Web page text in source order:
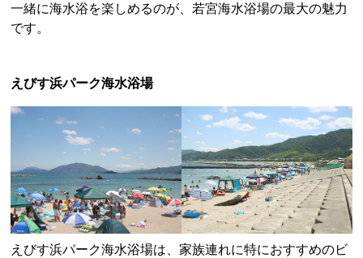
一緒に海水浴を楽しめるのが、若宮海水浴場の最大の魅力
です。
えびす浜パーク海水浴場
えびす浜パーク海水浴場は、家族連れに特におすすめのビ